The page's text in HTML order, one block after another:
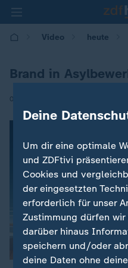
Video heute
Brand in
07.08.2017 | 09:23
Deine
Um dir eine optimale
und ZDFtivi
Cookies und
der eingesetzten
erforderlich für unser
Zustimmung dürfen
darüber hinaus
speichern und/oder
deine Daten ohne